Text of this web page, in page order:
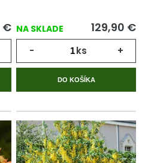
€ NA SKLADE 129,90 €
- ks +
DO KOŠÍKA